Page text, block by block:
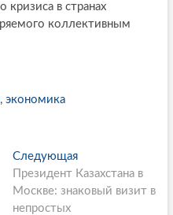
кризиса в странах
коллективным
, экономика
Следующая
л
е
Президент Казахстана в
Москве: знаковый визит в
непростых